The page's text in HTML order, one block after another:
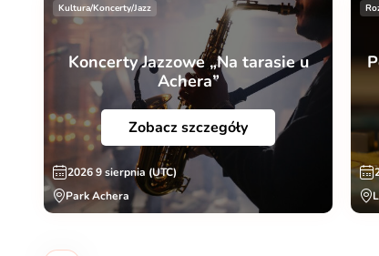
Kultura/Koncerty/Jazz
Koncerty Jazzowe „Na tarasie u
Achera”
Zobacz szczegóły
2026 9 sierpnia (UTC)
Park Achera